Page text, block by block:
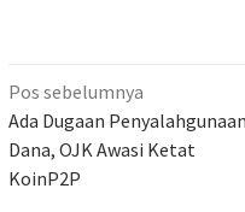
Navigasi
pos
Pos sebelumnya
Ada Dugaan Penyalahgunaan
Dana, OJK Awasi Ketat
KoinP2P